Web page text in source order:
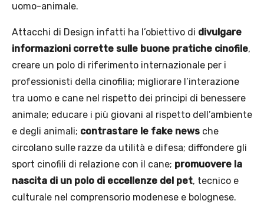
uomo-animale.
Attacchi di Design infatti ha l’obiettivo di divulgare
informazioni corrette sulle buone pratiche cinofile,
creare un polo di riferimento internazionale per i
professionisti della cinofilia; migliorare l’interazione
tra uomo e cane nel rispetto dei principi di benessere
animale; educare i più giovani al rispetto dell’ambiente
e degli animali; contrastare le fake news che
circolano sulle razze da utilità e difesa; diffondere gli
sport cinofili di relazione con il cane; promuovere la
nascita di un polo di eccellenze del pet, tecnico e
culturale nel comprensorio modenese e bolognese.